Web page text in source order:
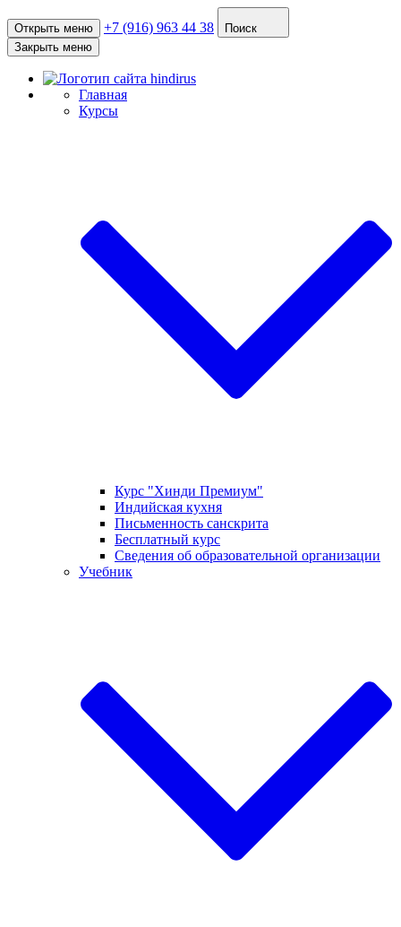
Открыть меню +7 (916) 963 44 38
Поиск
Закрыть меню
Главная
Курсы
Курс "Хинди Премиум"
Индийская кухня
Письменность санскрита
Бесплатный курс
Сведения об образовательной организации
Учебник